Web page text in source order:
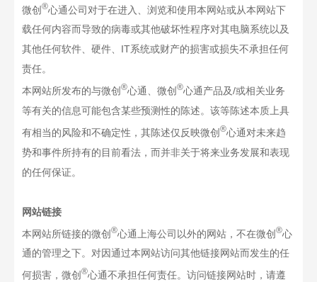
微创®心通公司对于在进入、浏览和使用本网站或从本网站下
载任何内容而导致的病毒或其他破坏性程序对其电脑系统以及
其他任何软件、硬件、IT系统或财产的损害或损失不承担任何
责任。
本网站所发布的与微创®心通、微创®心通产品及/或相关业务
等有关的信息可能包含某些预测性的陈述。该等陈述本质上具
有相当的风险和不确定性，其陈述仅反映微创®心通对未来趋
势和事件所持有的目前看法，而并非关于将来业务发展和表现
的任何保证。
网站链接
本网站所链接的微创®心通上海公司以外的网站，不在微创®心
通的管理之下。对因通过本网站访问其他链接网站而发生的任
何损害，微创®心通不承担任何责任。访问链接网站时，请遵